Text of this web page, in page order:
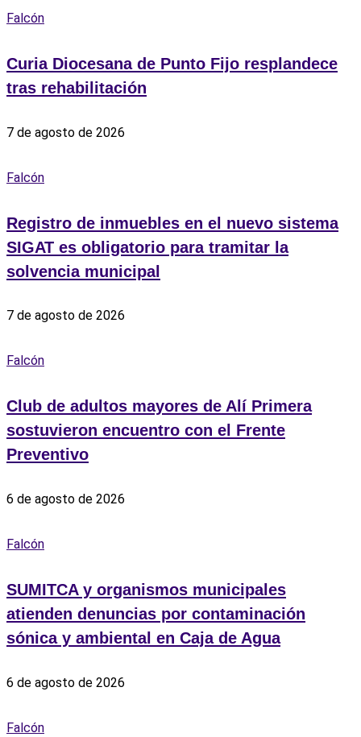
Falcón
Curia Diocesana de Punto Fijo resplandece
tras rehabilitación
7 de agosto de 2026
Falcón
Registro de inmuebles en el nuevo sistema
SIGAT es obligatorio para tramitar la
solvencia municipal
7 de agosto de 2026
Falcón
Club de adultos mayores de Alí Primera
sostuvieron encuentro con el Frente
Preventivo
6 de agosto de 2026
Falcón
SUMITCA y organismos municipales
atienden denuncias por contaminación
sónica y ambiental en Caja de Agua
6 de agosto de 2026
Falcón